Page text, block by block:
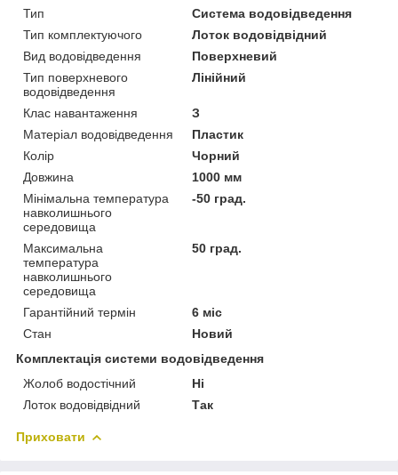
Тип
Система водовідведення
Тип комплектуючого
Лоток водовідвідний
Вид водовідведення
Поверхневий
Тип поверхневого
водовідведення
Лінійний
Клас навантаження
З
Матеріал водовідведення
Пластик
Колір
Чорний
Довжина
1000 мм
Мінімальна температура
навколишнього
середовища
-50 град.
Максимальна
температура
навколишнього
середовища
50 град.
Гарантійний термін
6 міс
Стан
Новий
Комплектація системи водовідведення
Жолоб водостічний
Ні
Лоток водовідвідний
Так
Приховати